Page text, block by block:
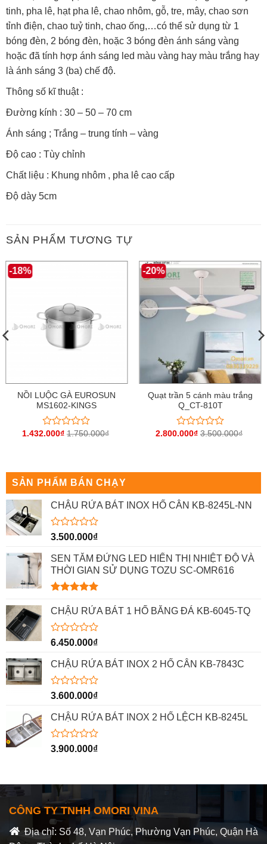
tinh, pha lê, hạt pha lê, chao nhôm, gỗ, tre, mây, chao sơn
tỉnh điện, chao tuỷ tinh, chao ống,…có thể sử dụng từ 1
bóng đèn, 2 bóng đèn, hoặc 3 bóng đèn ánh sáng vàng
hoặc đã tính hợp ánh sáng led màu vàng hay màu trắng hay
là ánh sáng 3 (ba) chế độ.
Thông số kĩ thuật :
Đường kính : 30 – 50 – 70 cm
Ánh sáng ; Trắng – trung tính – vàng
Độ cao : Tùy chỉnh
Chất liệu : Khung nhôm , pha lê cao cấp
Độ dày 5cm
SẢN PHẨM TƯƠNG TỰ
-18%
NỒI LUỘC GÀ EUROSUN
MS1602-KINGS
Được
5
sao
1.432.000₫ 1.750.000₫
-20%
Quạt trần 5 cánh màu trắng
Q_CT-810T
Được
5
2.800.000₫ 3.500.000₫
SẢN PHẨM BÁN CHẠY
CHẬU RỬA BÁT INOX HỐ CÂN KB-8245L-NN
Được
hạng
0
5
sao
3.500.000₫
SEN TẮM ĐỨNG LED HIỂN THỊ NHIỆT ĐỘ VÀ
THỜI GIAN SỬ DỤNG TOZU SC-OMR616
hạng5.00
CHẬU RỬA BÁT 1 HỐ BẰNG ĐÁ KB-6045-TQ
Được
hạng
0
5
6.450.000₫
CHẬU RỬA BÁT INOX 2 HỐ CÂN KB-7843C
Được
hạng
0
5
3.600.000₫
CHẬU RỬA BÁT INOX 2 HỐ LỆCH KB-8245L
Được
5
sao
3.900.000₫
CÔNG TY TNHH OMORI VINA
Địa chỉ: Số 48, Vạn Phúc, Phường Vạn Phúc, Quận Hà